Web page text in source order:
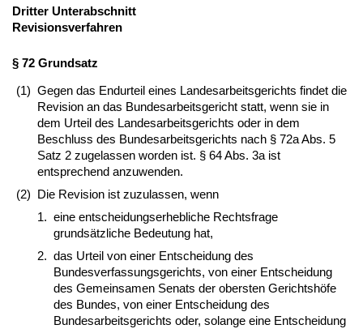
Dritter Unterabschnitt
Revisionsverfahren
§ 72 Grundsatz
(1) Gegen das Endurteil eines Landesarbeitsgerichts findet die
Revision an das Bundesarbeitsgericht statt, wenn sie in
dem Urteil des Landesarbeitsgerichts oder in dem
Beschluss des Bundesarbeitsgerichts nach § 72a Abs. 5
Satz 2 zugelassen worden ist. § 64 Abs. 3a ist
entsprechend anzuwenden.
(2) Die Revision ist zuzulassen, wenn
1. eine entscheidungserhebliche Rechtsfrage
grundsätzliche Bedeutung hat,
2. das Urteil von einer Entscheidung des
Bundesverfassungsgerichts, von einer Entscheidung
des Gemeinsamen Senats der obersten Gerichtshöfe
des Bundes, von einer Entscheidung des
Bundesarbeitsgerichts oder, solange eine Entscheidung